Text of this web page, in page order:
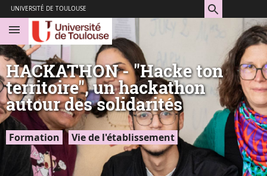
au
directs
UNIVERSITÉ DE TOULOUSE
HACKATHON - "Hacke ton
territoire", un hackathon
autour des solidarités
Formation Vie de l'établissement